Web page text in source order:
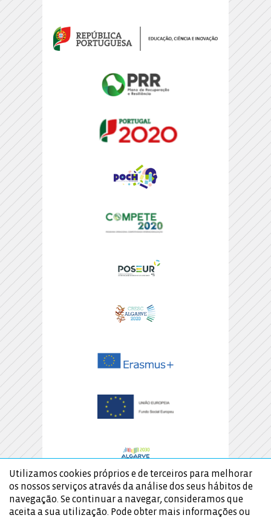
Utilizamos cookies próprios e de terceiros para melhorar
os nossos serviços através da análise dos seus hábitos de
navegação. Se continuar a navegar, consideramos que
aceita a sua utilização. Pode obter mais informações ou